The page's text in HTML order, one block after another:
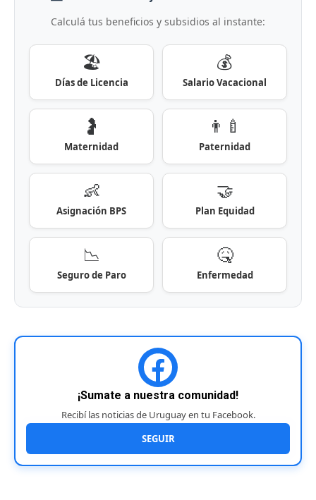
Calculá tus beneficios y subsidios al instante:
🏖️
Días de Licencia
💰
Salario Vacacional
🤰
Maternidad
👨‍🍼
Paternidad
👶
Asignación BPS
🤝
Plan Equidad
📉
Seguro de Paro
🤒
Enfermedad
¡Sumate a nuestra comunidad!
Recibí las noticias de Uruguay en tu Facebook.
SEGUIR